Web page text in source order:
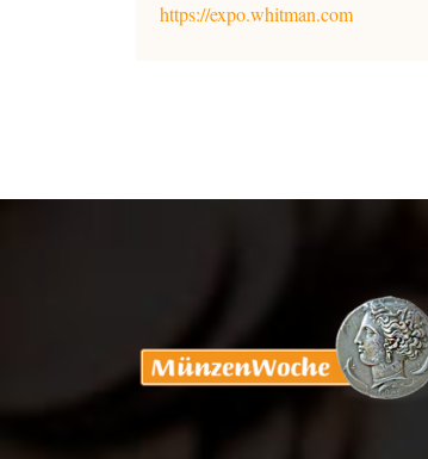
https://expo.whitman.com